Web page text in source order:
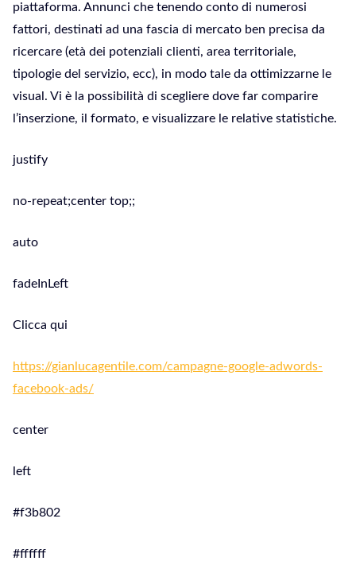
piattaforma. Annunci che tenendo conto di numerosi
fattori, destinati ad una fascia di mercato ben precisa da
ricercare (età dei potenziali clienti, area territoriale,
tipologie del servizio, ecc), in modo tale da ottimizzarne le
visual. Vi è la possibilità di scegliere dove far comparire
l’inserzione, il formato, e visualizzare le relative statistiche.
justify
no-repeat;center top;;
auto
fadeInLeft
Clicca qui
https://gianlucagentile.com/campagne-google-adwords-
facebook-ads/
center
left
#f3b802
#ffffff